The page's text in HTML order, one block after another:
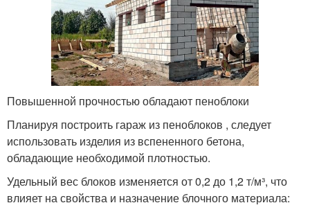
Повышенной прочностью обладают пеноблоки
Планируя построить гараж из пеноблоков , следует
использовать изделия из вспененного бетона,
обладающие необходимой плотностью.
Удельный вес блоков изменяется от 0,2 до 1,2 т/м³, что
влияет на свойства и назначение блочного материала: